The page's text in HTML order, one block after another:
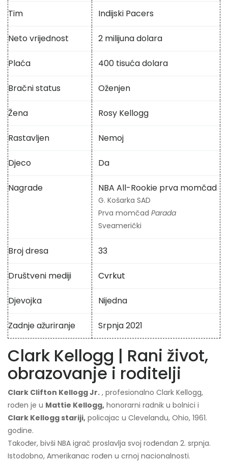
Tim Indijski Pacers
Neto vrijednost 2 milijuna dolara
Plaća 400 tisuća dolara
Bračni status Oženjen
Žena Rosy Kellogg
Rastavljen Nemoj
Djeco Da
Nagrade NBA All-Rookie prva momčad
G. Košarka SAD
Prva momčad Parada
Sveamerički
Broj dresa 33
Društveni mediji Cvrkut
Djevojka Nijedna
Zadnje ažuriranje Srpnja 2021
Clark Kellogg | Rani život,
obrazovanje i roditelji
Clark Clifton Kellogg Jr. , profesionalno Clark Kellogg,
rođen je u Mattie Kellogg, honorarni radnik u bolnici i
Clark Kellogg stariji, policajac u Clevelandu, Ohio, 1961.
godine.
Također, bivši NBA igrač proslavlja svoj rođendan 2. srpnja.
Istodobno, Amerikanac rođen u crnoj nacionalnosti.